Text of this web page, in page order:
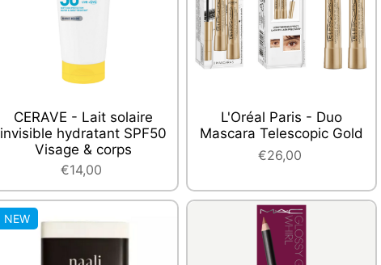
CERAVE - Lait solaire
invisible hydratant SPF50
Visage & corps
€14,00
L'Oréal Paris - Duo
Mascara Telescopic Gold
€26,00
NEW